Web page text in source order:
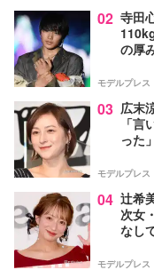
02 寺田
の厚
モデルプレス
03 広末
「
った」
モデルプレス
04 辻希
次女
なし
モデルプレス